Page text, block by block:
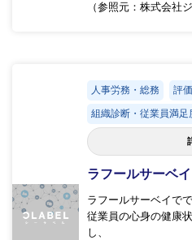
（参照元：株式会社
人事労務・総務 評
組織診断・従業員満足
ラフールサーベイ
ラフールサーベイで
従業員の心身の健康
し、